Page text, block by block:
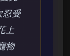
忍受
上
物